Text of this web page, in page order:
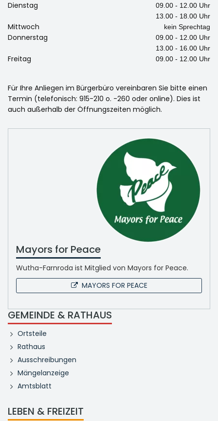
Dienstag
09.00 - 12.00 Uhr
13.00 - 18.00 Uhr
Mittwoch kein Sprechtag
Donnerstag
09.00 - 12.00 Uhr
13.00 - 16.00 Uhr
Freitag 09.00 - 12.00 Uhr
Für Ihre Anliegen im Bürgerbüro vereinbaren Sie bitte einen
Termin (telefonisch: 915-210 o. -260 oder online). Dies ist
auch außerhalb der Öffnungszeiten möglich.
Mayors for Peace
Wutha-Farnroda ist Mitglied von Mayors for Peace.
MAYORS FOR PEACE
GEMEINDE & RATHAUS
Ortsteile
Rathaus
Ausschreibungen
Mängelanzeige
Amtsblatt
LEBEN & FREIZEIT